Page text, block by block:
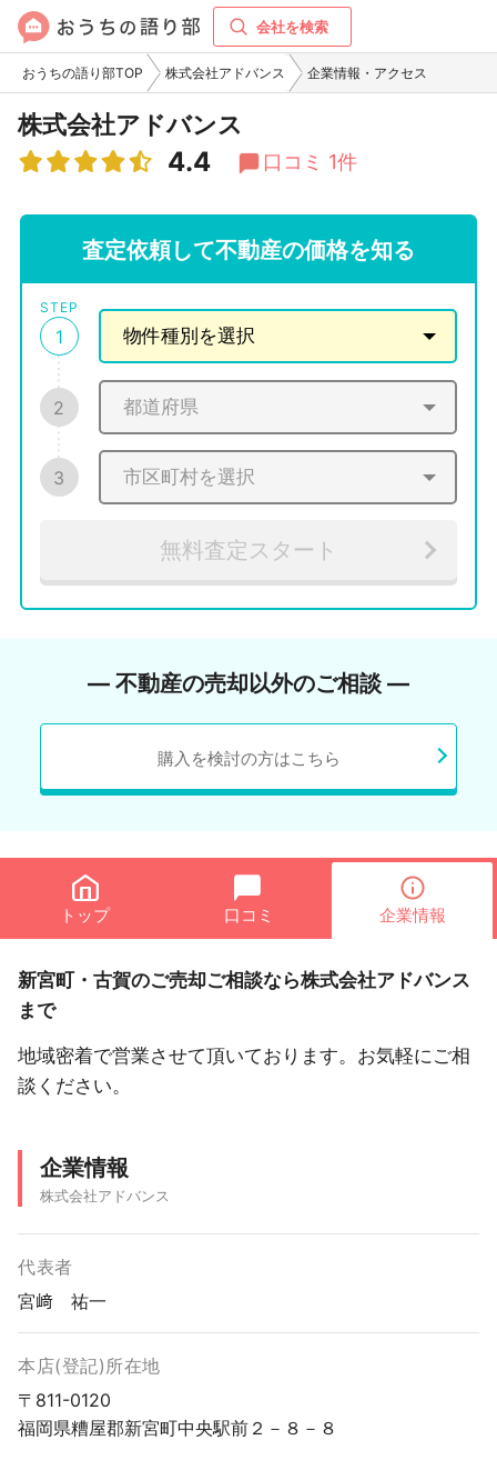
会社を検索
おうちの語り部TOP 株式会社アドバンス 企業情報・アクセス
株式会社アドバンス
4.4 口コミ 1件
査定依頼して不動産の価格を知る
STEP
1
2
3
無料査定スタート
― 不動産の売却以外のご相談 ―
購入を検討の方はこちら
トップ 口コミ 企業情報
新宮町・古賀のご売却ご相談なら株式会社アドバンス
まで
地域密着で営業させて頂いております。お気軽にご相
談ください。
企業情報
株式会社アドバンス
代表者
宮﨑 祐一
本店(登記)所在地
〒811-0120
福岡県糟屋郡新宮町中央駅前２－８－８